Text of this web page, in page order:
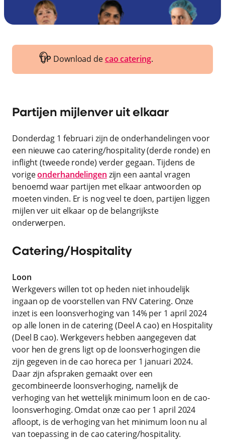
TIP Download decao catering.
Partijen mijlenver uit elkaar
Donderdag 1 februari zijn de onderhandelingen voor
een nieuwe cao catering/hospitality (derde ronde) en
inflight (tweede ronde) verder gegaan. Tijdens de
vorigeonderhandelingen zijn een aantal vragen
benoemd waar partijen met elkaar antwoorden op
moeten vinden. Er is nog veel te doen, partijen liggen
mijlen ver uit elkaar op de belangrijkste
onderwerpen.
Catering/Hospitality
Loon
Werkgevers willen tot op heden niet inhoudelijk
ingaan op de voorstellen van FNV Catering. Onze
inzet is een loonsverhoging van 14% per 1 april 2024
op alle lonen in de catering (Deel A cao) en Hospitality
(Deel B cao). Werkgevers hebben aangegeven dat
voor hen de grens ligt op de loonsverhogingen die
zijn gegeven in de cao horeca per 1 januari 2024.
Daar zijn afspraken gemaakt over een
gecombineerde loonsverhoging, namelijk de
verhoging van het wettelijk minimum loon en de cao-
loonsverhoging. Omdat onze cao per 1 april 2024
afloopt, is de verhoging van het minimum loon nu al
van toepassing in de cao catering/hospitality.